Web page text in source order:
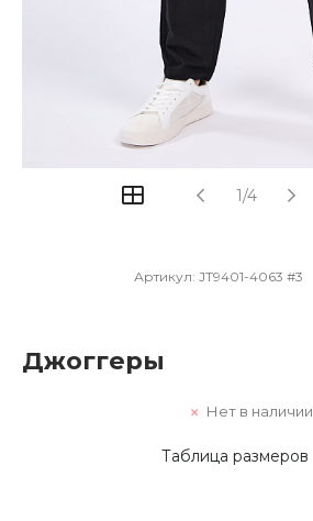
1/4
Артикул: JT9401-4063 #3
Джоггеры
Нет в наличии
Таблица размеров